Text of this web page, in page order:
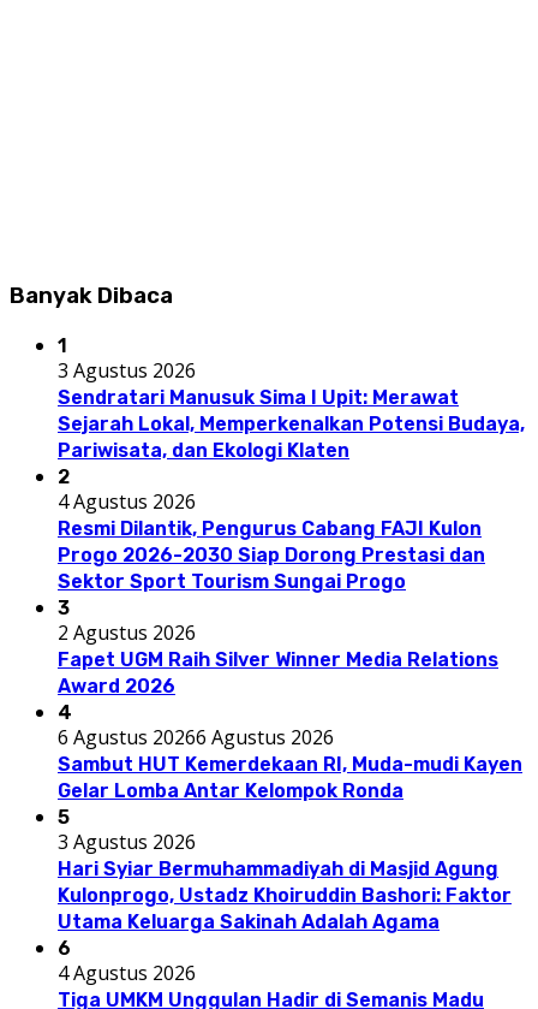
Banyak Dibaca
1
3 Agustus 2026
Sendratari Manusuk Sima I Upit: Merawat
Sejarah Lokal, Memperkenalkan Potensi Budaya,
Pariwisata, dan Ekologi Klaten
2
4 Agustus 2026
Resmi Dilantik, Pengurus Cabang FAJI Kulon
Progo 2026-2030 Siap Dorong Prestasi dan
Sektor Sport Tourism Sungai Progo
3
2 Agustus 2026
Fapet UGM Raih Silver Winner Media Relations
Award 2026
4
6 Agustus 20266 Agustus 2026
Sambut HUT Kemerdekaan RI, Muda-mudi Kayen
Gelar Lomba Antar Kelompok Ronda
5
3 Agustus 2026
Hari Syiar Bermuhammadiyah di Masjid Agung
Kulonprogo, Ustadz Khoiruddin Bashori: Faktor
Utama Keluarga Sakinah Adalah Agama
6
4 Agustus 2026
Tiga UMKM Unggulan Hadir di Semanis Madu